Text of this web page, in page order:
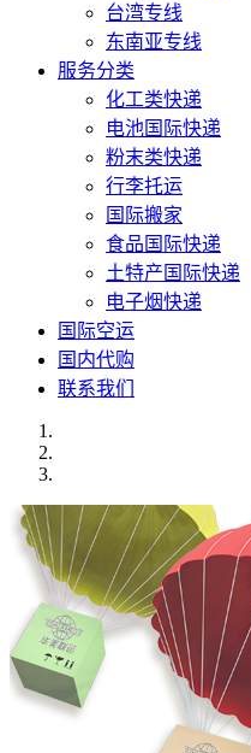
台湾专线
东南亚专线
服务分类
化工类快递
电池国际快递
粉末类快递
行李托运
国际搬家
食品国际快递
土特产国际快递
电子烟快递
国际空运
国内代购
联系我们